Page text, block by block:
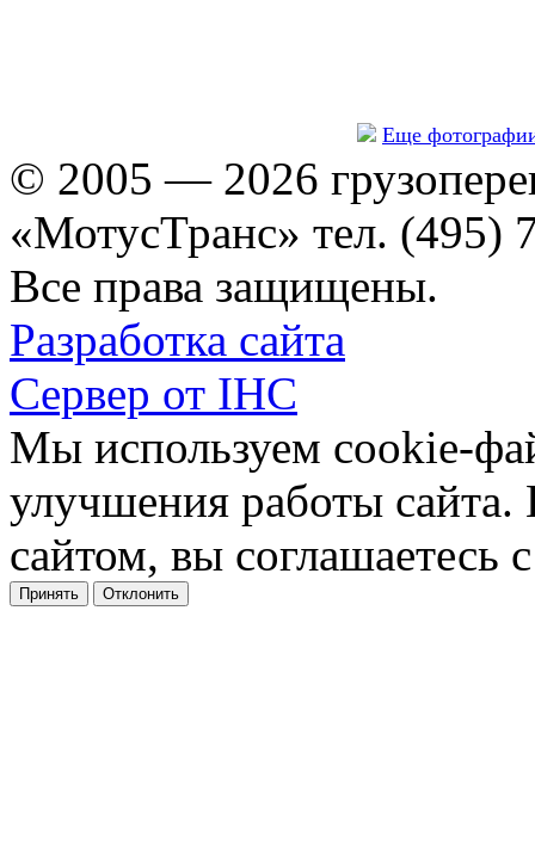
Еще
© 2005 — 2026
«МотусТранс» тел. (495)
Все права защищены.
Разработка сайта
Сервер от IHC
Мы используем cookie-
улучшения работы сайта.
сайтом, вы соглашаетесь
Принять Отклонить